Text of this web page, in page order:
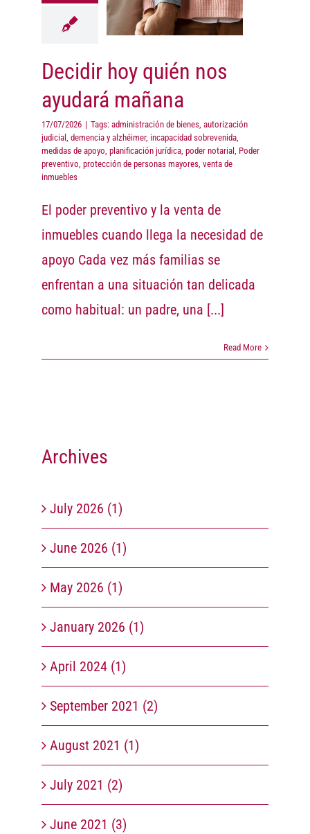
mañana
AdvicesDecidir hoy quién nos
ayudará mañana
17/07/2026 | Tags: administración de bienes, autorización
judicial , demencia y alzhéimer, incapacidad sobrevenida,
medidas de apoyo, planificación jurídica, poder notarial , Poder
preventivo, protección de personas mayores, venta de
inmuebles
El poder preventivo y la venta de
inmuebles cuando llega la necesidad de
apoyo Cada vez más familias se
enfrentan a una situación tan delicada
como habitual: un padre, una [...]
Read More
Archives
July 2026 (1)
June 2026 (1)
May 2026 (1)
January 2026 (1)
April 2024 (1)
September 2021 (2)
August 2021 (1)
July 2021 (2)
June 2021 (3)